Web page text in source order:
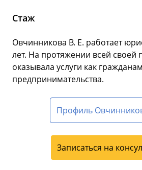
Стаж
Овчинникова В. Е. работает
лет. На протяжении всей своей
оказывала услуги как
предпринимательства.
Профиль
Записаться на